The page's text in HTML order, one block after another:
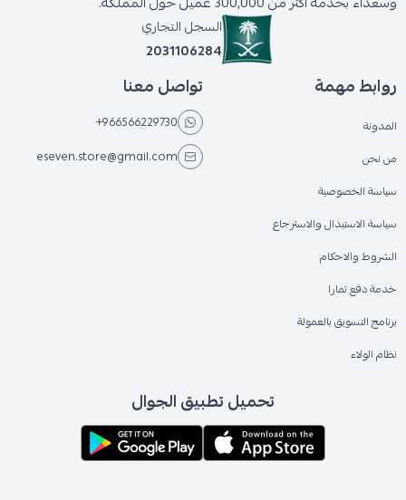
السجل التجاري
2031106284
روابط مهمة
المدونة
من نحن
سياسة الخصوصية
سياسة الاستبدال والاسترجاع
الشروط والاحكام
خدمة دفع تمارا
برنامج التسويق بالعمولة
نظام الولاء
تواصل معنا
+966566229730
eseven.store@gmail.com
تحميل تطبيق الجوال